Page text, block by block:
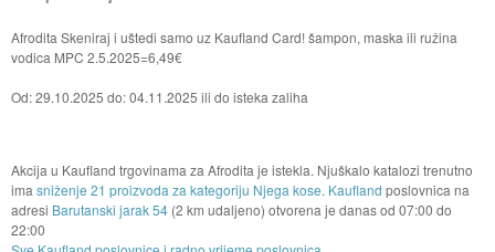
Afrodita Skeniraj i uštedi samo uz Kaufland Card! šampon, maska ili ružina
vodica MPC 2.5.2025=6,49€
Od: 29.10.2025 do: 04.11.2025 ili do isteka zaliha
Akcija u Kaufland trgovinama za Afrodita je istekla. Njuškalo katalozi trenutno
ima sniženje 21 proizvoda za kategoriju Njega kose. Kaufland poslovnica na
adresi Barutanski jarak 54(2 km udaljeno) otvorena je danas od 07:00 do
22:00